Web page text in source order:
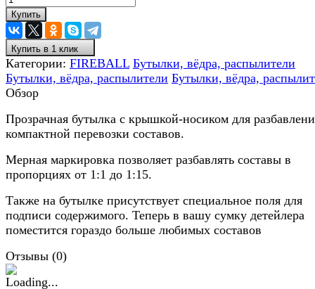
Купить
Купить в 1 клик
Категории: FIREBALL Бутылки, вёдра, распылители
Бутылки, вёдра, распылители Бутылки, вёдра,
Обзор
Прозрачная бутылка с крышкой-носиком для
компактной перевозки составов.
Мерная маркировка позволяет разбавлять составы в
пропорциях от 1:1 до 1:15.
Также на бутылке присутствует специальное поля для
подписи содержимого. Теперь в вашу сумку детейлера
поместится гораздо больше любимых составов
Отзывы (0)